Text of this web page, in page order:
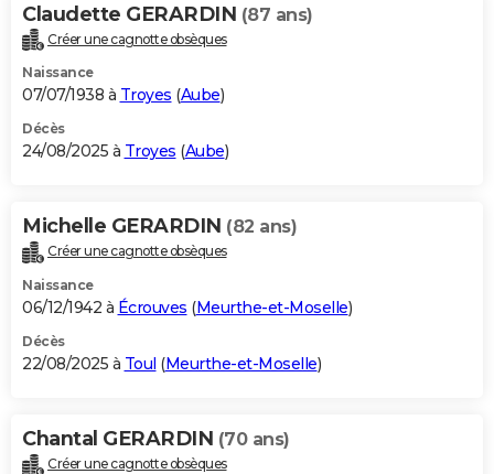
Claudette GERARDIN (87 ans)
Créer une cagnotte obsèques
Naissance
07/07/1938 à Troyes (Aube)
Décès
24/08/2025 à Troyes (Aube)
Michelle GERARDIN (82 ans)
Créer une cagnotte obsèques
Naissance
06/12/1942 à Écrouves (Meurthe-et-Moselle)
Décès
22/08/2025 à Toul (Meurthe-et-Moselle)
Chantal GERARDIN (70 ans)
Créer une cagnotte obsèques